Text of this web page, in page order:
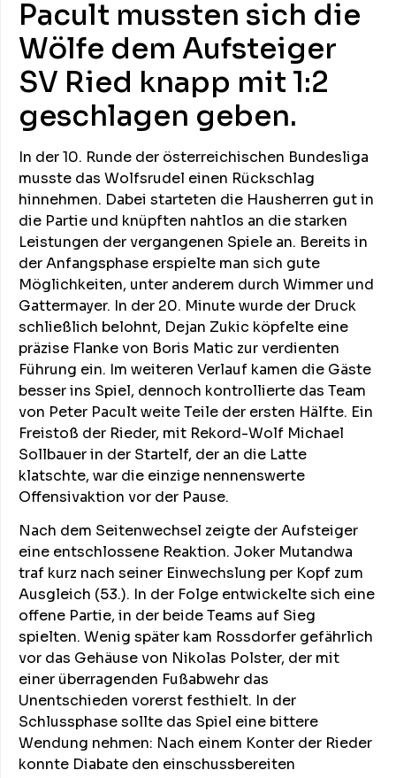
Pacult mussten sich die
Wölfe dem Aufsteiger
SV Ried knapp mit 1:2
geschlagen geben.
In der 10. Runde der österreichischen Bundesliga
musste das Wolfsrudel einen Rückschlag
hinnehmen. Dabei starteten die Hausherren gut in
die Partie und knüpften nahtlos an die starken
Leistungen der vergangenen Spiele an. Bereits in
der Anfangsphase erspielte man sich gute
Möglichkeiten, unter anderem durch Wimmer und
Gattermayer. In der 20. Minute wurde der Druck
schließlich belohnt, Dejan Zukic köpfelte eine
präzise Flanke von Boris Matic zur verdienten
Führung ein. Im weiteren Verlauf kamen die Gäste
besser ins Spiel, dennoch kontrollierte das Team
von Peter Pacult weite Teile der ersten Hälfte. Ein
Freistoß der Rieder, mit Rekord-Wolf Michael
Sollbauer in der Startelf, der an die Latte
klatschte, war die einzige nennenswerte
Offensivaktion vor der Pause.
Nach dem Seitenwechsel zeigte der Aufsteiger
eine entschlossene Reaktion. Joker Mutandwa
traf kurz nach seiner Einwechslung per Kopf zum
Ausgleich (53.). In der Folge entwickelte sich eine
offene Partie, in der beide Teams auf Sieg
spielten. Wenig später kam Rossdorfer gefährlich
vor das Gehäuse von Nikolas Polster, der mit
einer überragenden Fußabwehr das
Unentschieden vorerst festhielt. In der
Schlussphase sollte das Spiel eine bittere
Wendung nehmen: Nach einem Konter der Rieder
konnte Diabate den einschussbereiten